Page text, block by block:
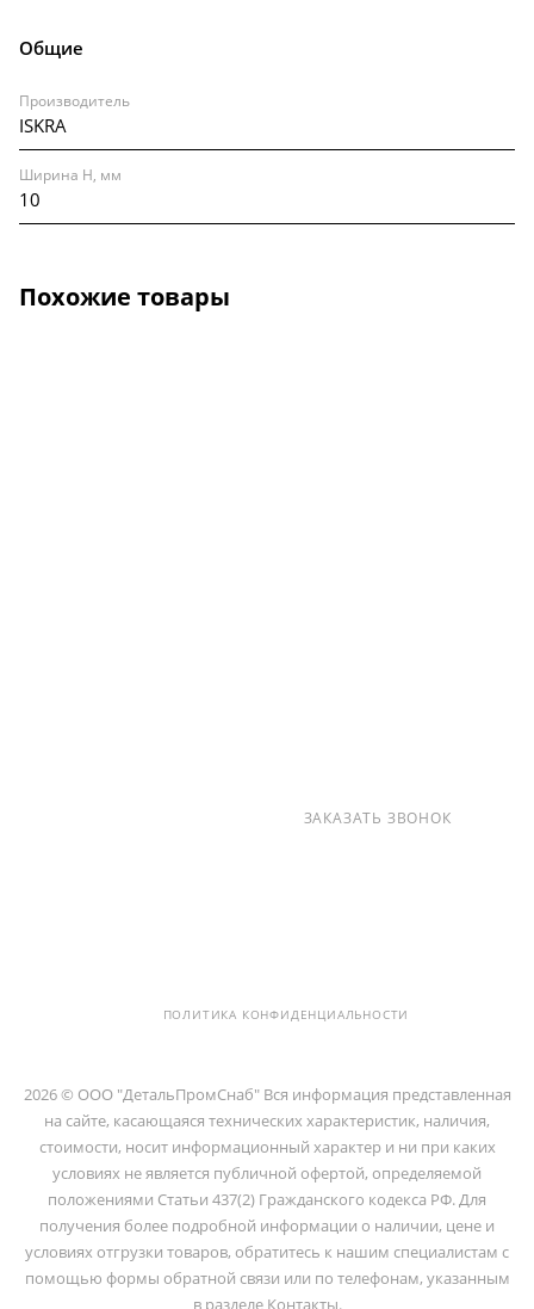
Общие
Производитель
ISKRA
Ширина H, мм
10
Похожие товары
ЗАКАЗАТЬ ЗВОНОК
ПОЛИТИКА КОНФИДЕНЦИАЛЬНОСТИ
2026 © ООО "ДетальПромСнаб" Вся информация представленная
на сайте, касающаяся технических характеристик, наличия,
стоимости, носит информационный характер и ни при каких
условиях не является публичной офертой, определяемой
положениями Статьи 437(2) Гражданского кодекса РФ. Для
получения более подробной информации о наличии, цене и
условиях отгрузки товаров, обратитесь к нашим специалистам с
помощью формы обратной связи или по телефонам, указанным
в разделе Контакты.